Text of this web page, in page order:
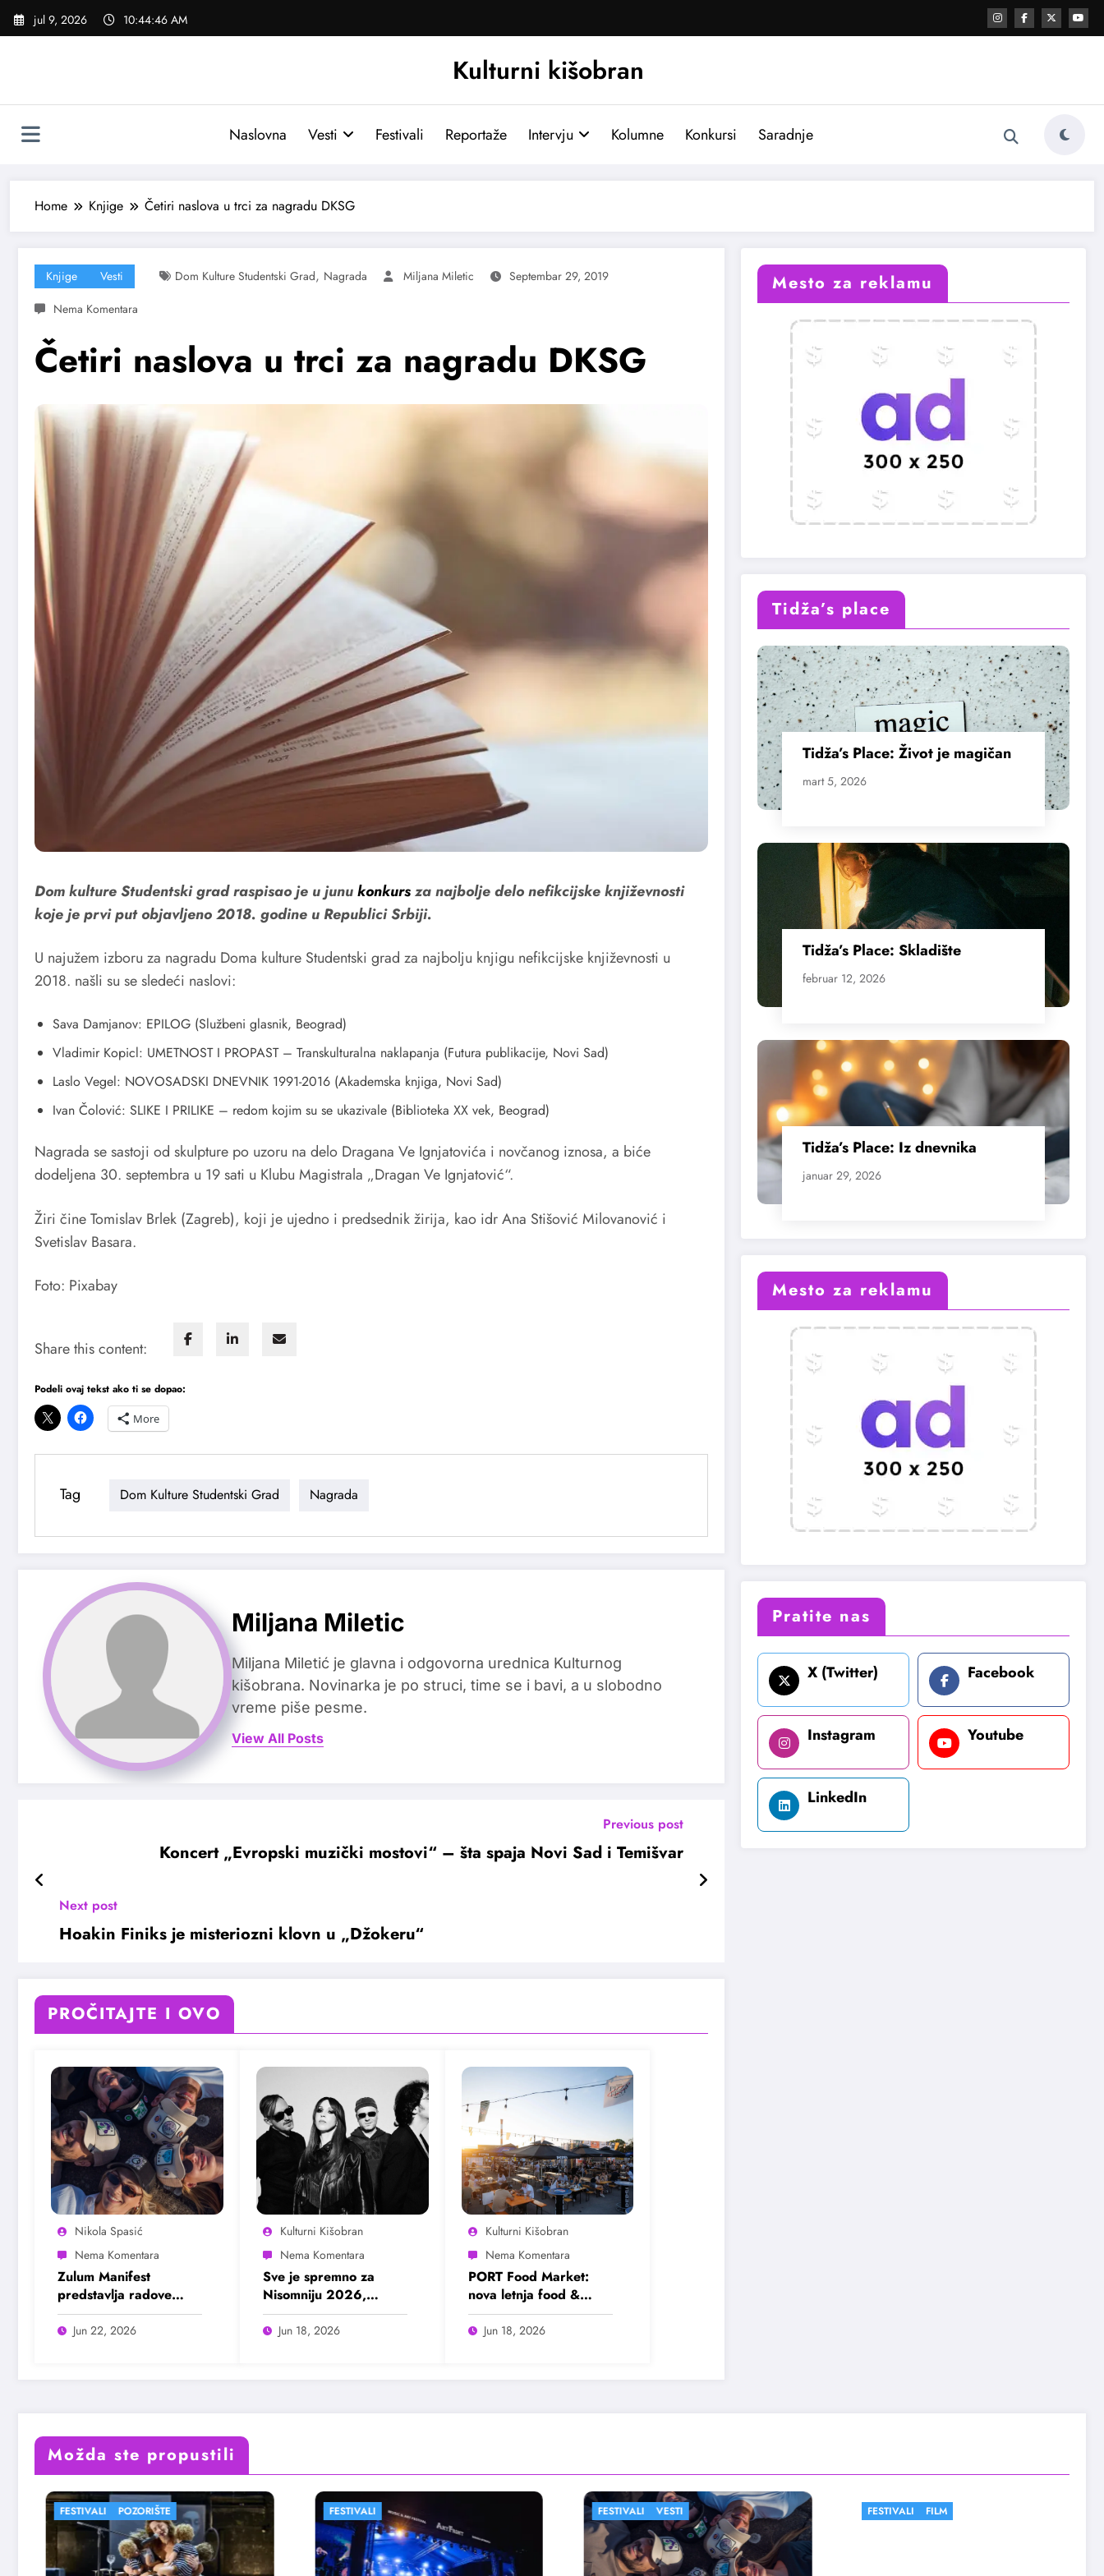
Skoči
jul 9, 2026 10:44:47 AM
Kulturni kišobran
Naslovna Vesti Festivali Reportaže Intervju Kolumne Konkursi Saradnje
Home Knjige Četiri naslova u trci za nagradu DKSG
Knjige Vesti Dom Kulture Studentski Grad, Nagrada Miljana Miletic Septembar 29, 2019
Četiri naslova u trci za nagradu DKSG
Dom kulture Studentski grad raspisao je u junukonkursza najboljе delo nefikcijskе književnosti
koje je prvi put objavljenо 2018. godine u Republici Srbiji.
U najužem izboru za nagradu Doma kulture Studentski grad za najbolju knjigu nefikcijske književnosti u
2018. našli su se sledeći naslovi:
Sava Damjanov: EPILOG (Službeni glasnik, Beograd)
Vladimir Kopicl: UMETNOST I PROPAST – Transkulturalna naklapanja (Futura publikacije, Novi Sad)
Laslo Vegel: NOVOSADSKI DNEVNIK 1991-2016 (Akademska knjiga, Novi Sad)
Ivan Čolović: SLIKE I PRILIKE – redom kojim su se ukazivale (Biblioteka XX vek, Beograd)
Nagrada se sastoji od skulpture po uzoru na delo Dragana Ve Ignjatovića i novčanog iznosa, a biće
dodeljena 30. septembra u 19 sati u Klubu Magistrala „Dragan Ve Ignjatović“.
Žiri čine Tomislav Brlek (Zagreb), koji je ujedno i predsednik žirija, kao idr Ana Stišović Milovanović i
Svetislav Basara.
Foto: Pixabay
Share this content:
Podeli ovaj tekst ako ti se dopao:
More
Tag Dom Kulture Studentski Grad Nagrada
Miljana Miletic
Miljana Miletić je glavna i odgovorna urednica Kulturnog
kišobrana. Novinarka je po struci, time se i bavi, a u slobodno
vreme piše pesme.
View All Posts
Previous post
Koncert „Evropski muzički mostovi“ – šta spaja Novi Sad i Temišvar
Next post
Hoakin Finiks je misteriozni klovn u „Džokeru“
PROČITAJTE I OVO
Nikola Spasić
Zulum Manifest
predstavlja radove
deset finalista u
Madlenianumu
Jun 22, 2026
Kulturni Kišobran
Sve je spremno za
Nisomniju 2026,
pogledajte program
Jun 18, 2026
Kulturni Kišobran
PORT Food Market:
nova letnja food &
lifestyle destinacija
Beograda
Jun 18, 2026
Mesto za reklamu
Tidža’s place
Tidža’s Place: Život je magičan
mart 5, 2026
Tidža’s Place: Skladište
februar 12, 2026
Tidža’s Place: Iz dnevnika
januar 29, 2026
Mesto za reklamu
Pratite nas
X (Twitter) Facebook
Instagram Youtube
LinkedIn
Možda ste propustili
FESTIVALI FESTIVALI FESTIVALI FILM FESTIVALI